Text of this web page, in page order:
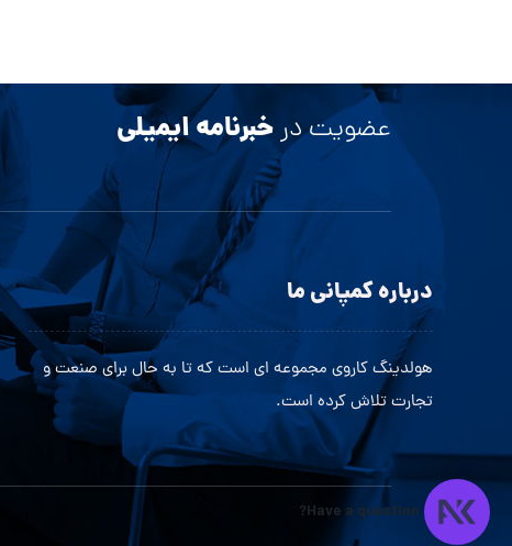
عضویت درخبرنامه ایمیلی
درباره کمپانی ما
هولدینگ کاروی مجموعه ای است که تا به حال برای صنعت و
تجارت تلاش کرده است.
Have a question?